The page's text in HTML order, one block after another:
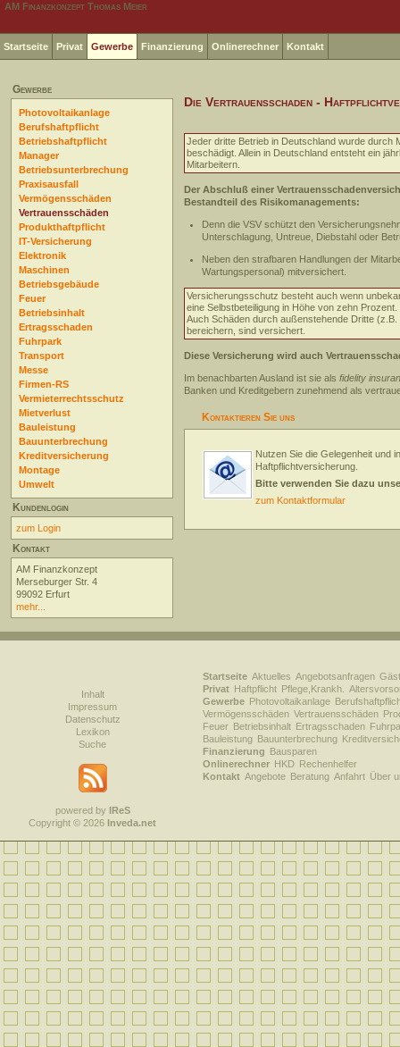
AM Finanzkonzept Thomas Meier
Startseite Privat Gewerbe Finanzierung Onlinerechner Kontakt
Gewerbe
Photovoltaikanlage
Berufshaftpflicht
Betriebshaftpflicht
Manager
Betriebsunterbrechung
Praxisausfall
Vermögensschäden
Vertrauensschäden
Produkthaftpflicht
IT-Versicherung
Elektronik
Maschinen
Betriebsgebäude
Feuer
Betriebsinhalt
Ertragsschaden
Fuhrpark
Transport
Messe
Firmen-RS
Vermieterrechtsschutz
Mietverlust
Bauleistung
Bauunterbrechung
Kreditversicherung
Montage
Umwelt
Kundenlogin
zum Login
Kontakt
AM Finanzkonzept
Merseburger Str. 4
99092 Erfurt
mehr...
Die Vertrauensschaden -
Jeder dritte Betrieb in Deutschland wurde durch
beschädigt. Allein in Deutschland entsteht ein
Mitarbeitern.
Der Abschluß einer
Bestandteil des Risikomanagements:
Denn die VSV schützt den
Unterschlagung, Untreue, Diebstahl oder
Neben den strafbaren Handlungen der
Wartungspersonal) mitversichert.
Versicherungsschutz besteht auch wenn
eine Selbstbeteiligung in Höhe von zehn Prozent.
Auch Schäden durch außenstehende Dritte
bereichern, sind versichert.
Diese Versicherung wird auch
Im benachbarten Ausland ist sie als fidelity
Banken und Kreditgebern zunehmend als
Kontaktieren Sie uns
Nutzen Sie die Gelegenheit und
Haftpflichtversicherung.
Bitte verwenden Sie dazu
zum Kontaktformular
Inhalt
Impressum
Datenschutz
Lexikon
Suche
powered by IReS
Copyright © 2026 Inveda.net
Startseite Aktuelles Angebotsanfragen
Privat Haftpflicht Pflege,Krankh.
Gewerbe Photovoltaikanlage
Vermögensschäden Vertrauensschäden
Feuer Betriebsinhalt Ertragsschaden
Bauleistung Bauunterbrechung
Finanzierung Bausparen
Onlinerechner HKD Rechenhelfer
Kontakt Angebote Beratung Anfahrt Über